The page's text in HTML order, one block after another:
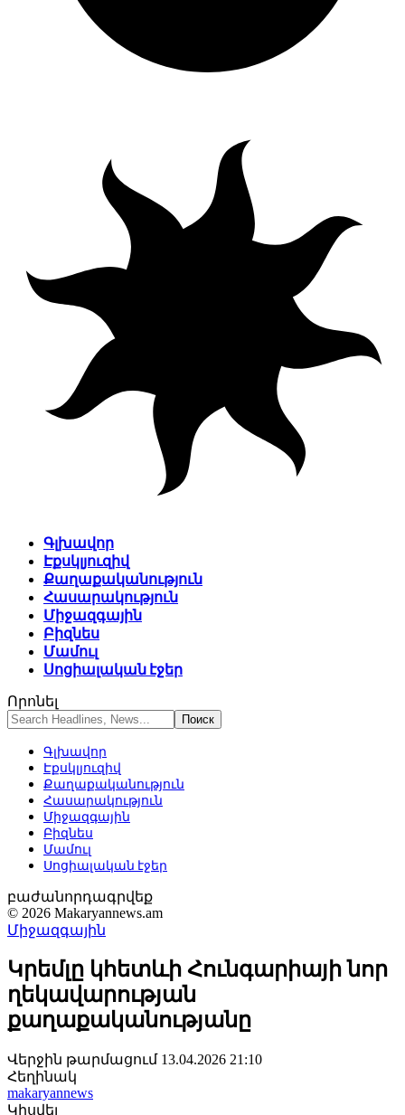
Գլխավոր
Էքսկլյուզիվ
Քաղաքականություն
Հասարակություն
Միջազգային
Բիզնես
Մամուլ
Սոցիալական էջեր
Որոնել
Գլխավոր
Էքսկլյուզիվ
Քաղաքականություն
Հասարակություն
Միջազգային
Բիզնես
Մամուլ
Սոցիալական էջեր
բաժանորդագրվեք
© 2026 Makaryannews.am
Միջազգային
Կրեմլը կհետևի Հունգարիայի նոր
ղեկավարության
քաղաքականությանը
Վերջին թարմացում 13.04.2026 21:10
Հեղինակ
makaryannews
Կիսվել